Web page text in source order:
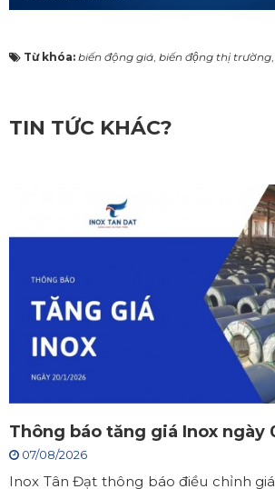
Từ khóa: biến động giá biến động thị trường
TIN TỨC KHÁC?
Thông báo tăng giá Inox ngày
07/08/2026
Inox Tân Đạt thông báo điều chỉnh